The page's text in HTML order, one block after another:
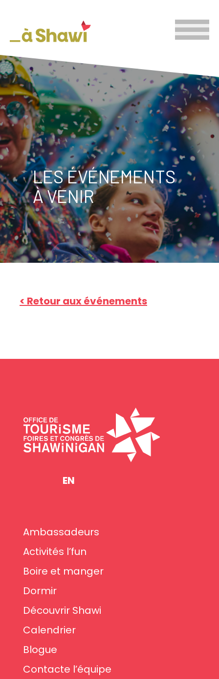
LES ÉVÉNEMENTS
À VENIR
< Retour aux événements
EN
Ambassadeurs
Activités l’fun
Boire et manger
Dormir
Découvrir Shawi
Calendrier
Blogue
Contacte l’équipe